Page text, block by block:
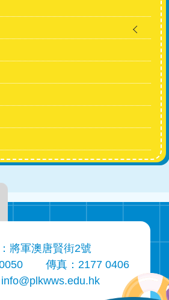
將軍澳唐賢街2號
傳真：2177 0406
info@plkwws.edu.hk